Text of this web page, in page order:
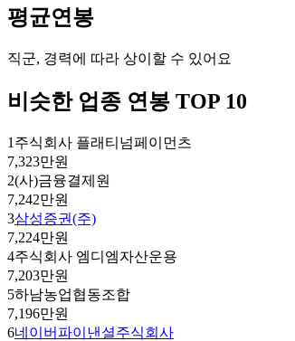
평균연봉
직군, 경력에 따라 상이할 수 있어요
비슷한 업종 연봉 TOP 10
1 주식회사 플래티넘페이먼츠
7,323만원
2(사)금융결제원
7,242만원
3삼성증권(주)
7,224만원
4주식회사 엠디엠자산운용
7,203만원
5하남농업협동조합
7,196만원
6네이버파이낸셜주식회사